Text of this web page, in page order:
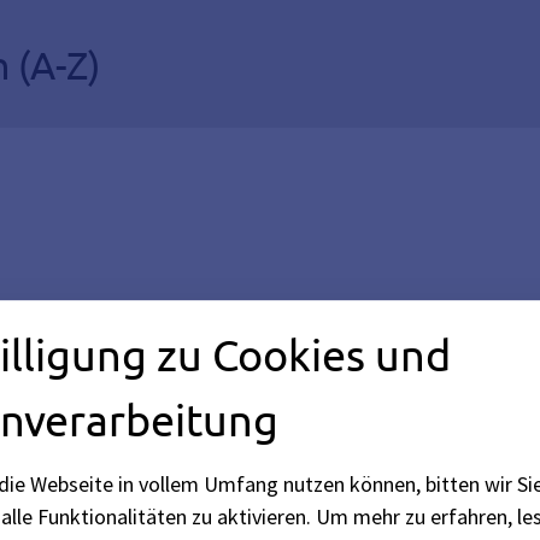
Z)
Feuerstelle
– Holzweg-Nord
zu Cookies und
Webseite in vollem Umfang nutzen können, bitten wir
Funktionalitäten zu aktivieren. Um mehr zu erfahren,